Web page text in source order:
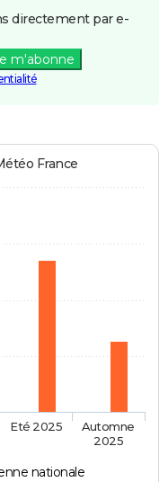
directement par e-
m'abonne
France
nationale
Eté 2025
Automne
2025